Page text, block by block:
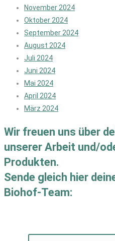
November 2024
Oktober 2024
September 2024
August 2024
Juli 2024
Juni 2024
Mai 2024
April 2024
März 2024
Wir freuen uns über
unserer Arbeit und/
Produkten.
Sende gleich hier
Biohof-Team: